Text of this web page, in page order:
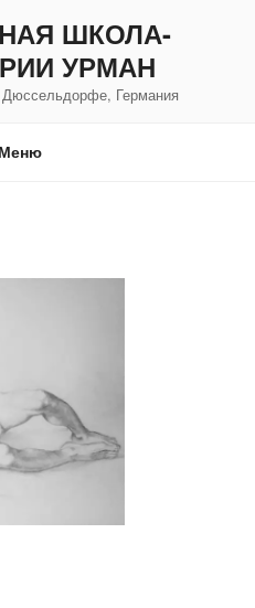
ШКОЛА-
УРМАН
Дюссельдорфе, Германия
Меню